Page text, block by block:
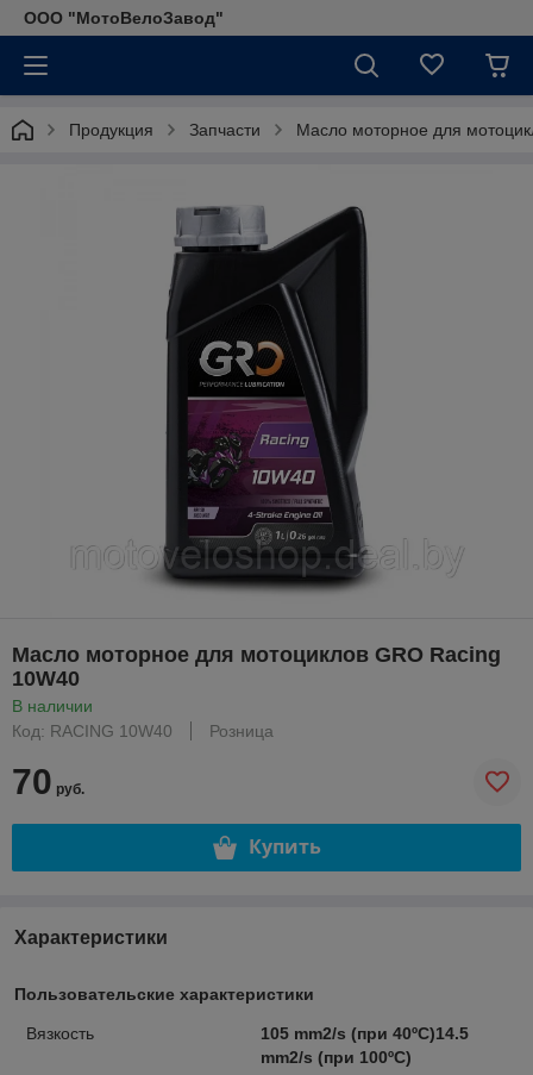
ООО "МотоВелоЗавод"
Продукция Запчасти Масло моторное для
Масло моторное для мотоциклов GRO Racing
10W40
В наличии
Код: RACING 10W40
Розница
70 руб.
Купить
Характеристики
Пользовательские характеристики
Вязкость
105 mm2/s (при 40ºC)14.5
mm2/s (при 100ºC)